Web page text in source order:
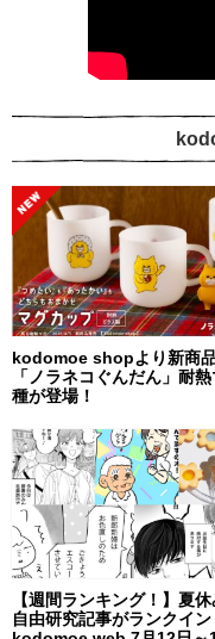
kodomoe shopより新商
「ノラネコぐんだん」耐
種が登場！
【週間ランキング！】夏
自由研究記事がランクイン